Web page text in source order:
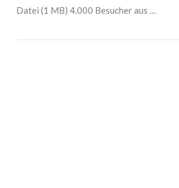
Datei (1 MB) 4.000 Besucher aus …